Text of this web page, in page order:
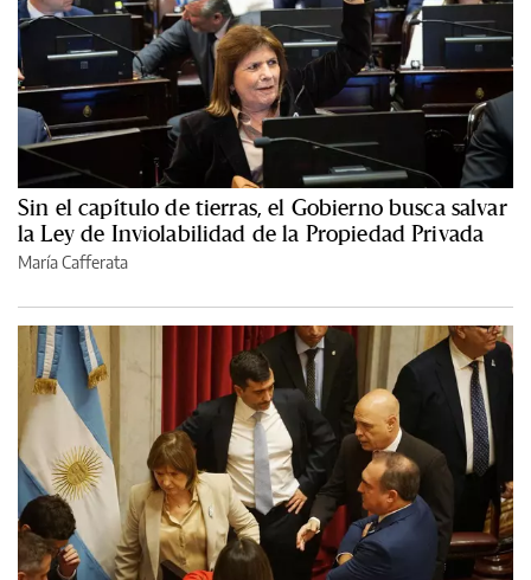
Sin el capítulo de tierras, el Gobierno busca salvar
la Ley de Inviolabilidad de la Propiedad Privada
María Cafferata